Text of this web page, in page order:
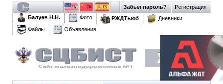
Регистрация
Забыл пароль?
Балуев Н.Н.
Фото РЖДТьюб
Дневники
Файлы
Объявления